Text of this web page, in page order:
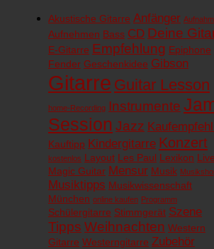
Akustische Gitarre Anfänger
Aufnehmen Bass CD Deine
E-Gitarre Empfehlung Epiphone
Fender Geschenkidee Gibson
Gitarre Guitar Lesson
home-Recording Instrumente
Session Jazz
Kauftipp Kindergitarre Konzert
kostenlos Layout Les Paul Lexikon Live
Magic Guitar Mensur Musik
Musiktipps Musikwissenschaft
München online kaufen Programm
Schülergitarre Stimmgerät Szene
Tipps Weihnachten Western
Gitarre Westerngitarre Zubehör